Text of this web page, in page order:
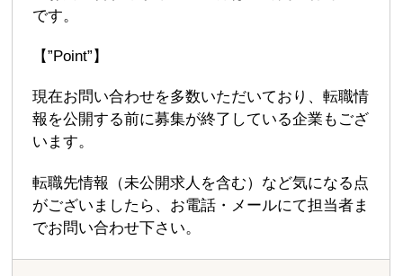
です。
【”Point”】
現在お問い合わせを多数いただいており、転職情
報を公開する前に募集が終了している企業もござ
います。
転職先情報（未公開求人を含む）など気になる点
がございましたら、お電話・メールにて担当者ま
でお問い合わせ下さい。